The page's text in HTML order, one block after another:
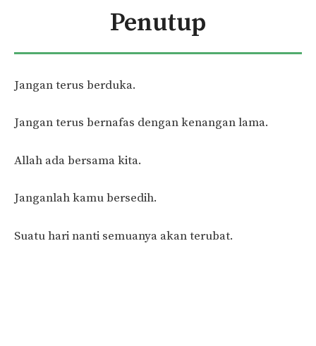
Penutup
Jangan terus berduka.
Jangan terus bernafas dengan kenangan lama.
Allah ada bersama kita.
Janganlah kamu bersedih.
Suatu hari nanti semuanya akan terubat.